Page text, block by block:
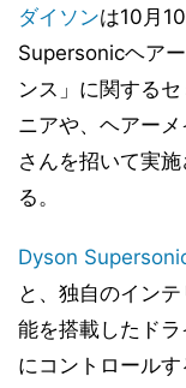
ダイソンは10月
Supersonicヘア
ンス」に関する
ニアや、ヘアー
さんを招いて実
る。
Dyson
と、独自のイン
能を搭載したド
にコントロール